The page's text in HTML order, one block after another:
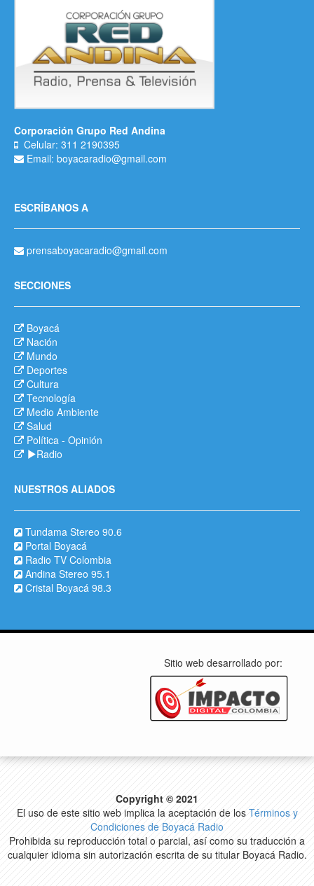
Corporación Grupo Red Andina
Celular: 311 2190395
Email: boyacaradio@gmail.com
ESCRÍBANOS A
prensaboyacaradio@gmail.com
SECCIONES
Boyacá
Nación
Mundo
Deportes
Cultura
Tecnología
Medio Ambiente
Salud
Política - Opinión
Radio
NUESTROS ALIADOS
Tundama Stereo 90.6
Portal Boyacá
Radio TV Colombia
Andina Stereo 95.1
Cristal Boyacá 98.3
Sitio web desarrollado por:
Copyright © 2021
El uso de este sitio web implica la aceptación de los Términos y
Condiciones de Boyacá Radio
Prohibida su reproducción total o parcial, así como su traducción a
cualquier idioma sin autorización escrita de su titular Boyacá Radio.